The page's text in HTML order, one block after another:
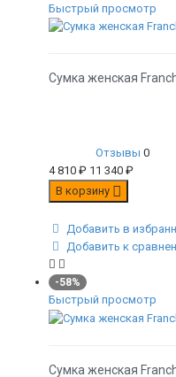
Быстрый просмотр
Сумка женская
Отзывы 0
4 810 ₽ 11 340 ₽
В корзину
Добавить в
Добавить к
-58%
Быстрый просмотр
Сумка женская